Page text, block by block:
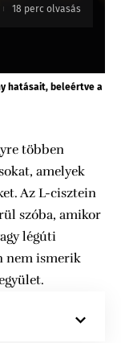
18 perc olvasás
hatásait, beleértve a
többen
amelyek
Az L-cisztein
szóba, amikor
légúti
nem ismerik